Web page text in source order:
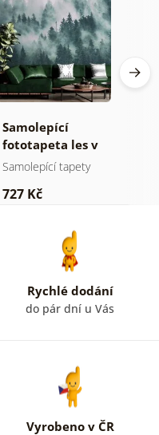
Samolepící
fototapeta les v
mlze
Samolepící tapety
727 Kč
Rychlé dodání
do pár dní u Vás
Vyrobeno v ČR